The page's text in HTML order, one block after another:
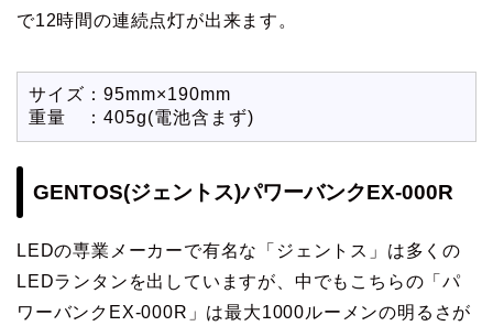
で12時間の連続点灯が出来ます。
サイズ：95mm×190mm
重量 ：405g(電池含まず)
GENTOS(ジェントス)パワーバンクEX-000R
LEDの専業メーカーで有名な「ジェントス」は多くの
LEDランタンを出していますが、中でもこちらの「パ
ワーバンクEX-000R」は最大1000ルーメンの明るさが